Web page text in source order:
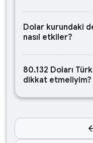
Dolar kurundaki
nasıl etkiler?
80.132 Doları
dikkat etmeliyim?